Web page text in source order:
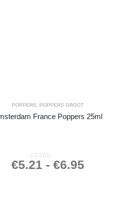
POPPERS POPPERS GROOT
France Poppers 25ml
0out of 5
€5.21 -€6.95